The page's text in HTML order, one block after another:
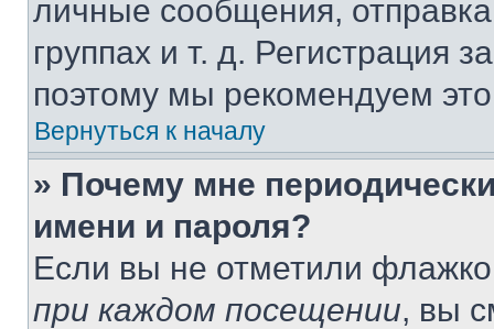
личные сообщения,
группах и т. д. Регистрация
поэтому мы рекомендуем
Вернуться к началу
» Почему мне
имени и пароля?
Если вы не отметили
при каждом посещении, вы